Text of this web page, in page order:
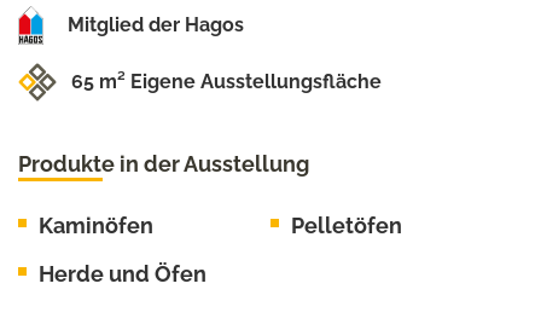
Mitglied der Hagos
65 m² Eigene Ausstellungsfläche
Produkte in der Ausstellung
Kaminöfen
Pelletöfen
Herde und Öfen